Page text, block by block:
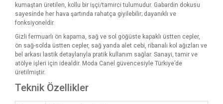
kumaştan üretilen, kollu bir işçi/tamirci tulumudur. Gabardin dokusu
sayesinde her hava şartında rahatça giyilebilir; dayanıklı ve
fonksiyoneldir.
Gizli fermuarlı ön kapama, sağ ve sol göğüste kapaklı üstten cepler,
ön sağ-solda üstten cepler, sağ yanda alet cebi, ribanalı kol ağızları ve
bel arkası lastik detaylarıyla pratik kullanım sağlar. Sanayi, tamir ve
atölye işleri için idealdir. Moda Canel güvencesiyle Türkiye’de
üretilmiştir.
Teknik Özellikler